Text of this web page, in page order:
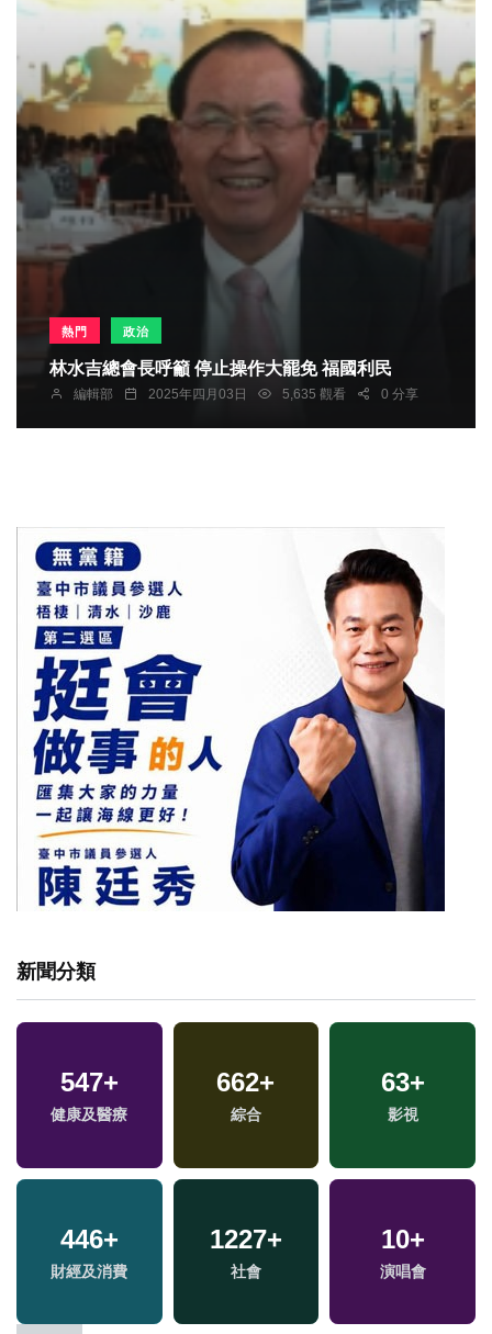
熱門 政治
林水吉總會長呼籲 停止操作大罷免 福國利民
編輯部 2025年四月03日 5,635 觀看 0 分享
新聞分類
547+
健康及醫療
662+
綜合
63+
影視
446+
財經及消費
1227+
社會
10+
演唱會
32+
2024立委選戰
20+
司法放大鏡
4+
兩岸佛教文化交流專
2+ 62+
兩岸
8+
綜藝